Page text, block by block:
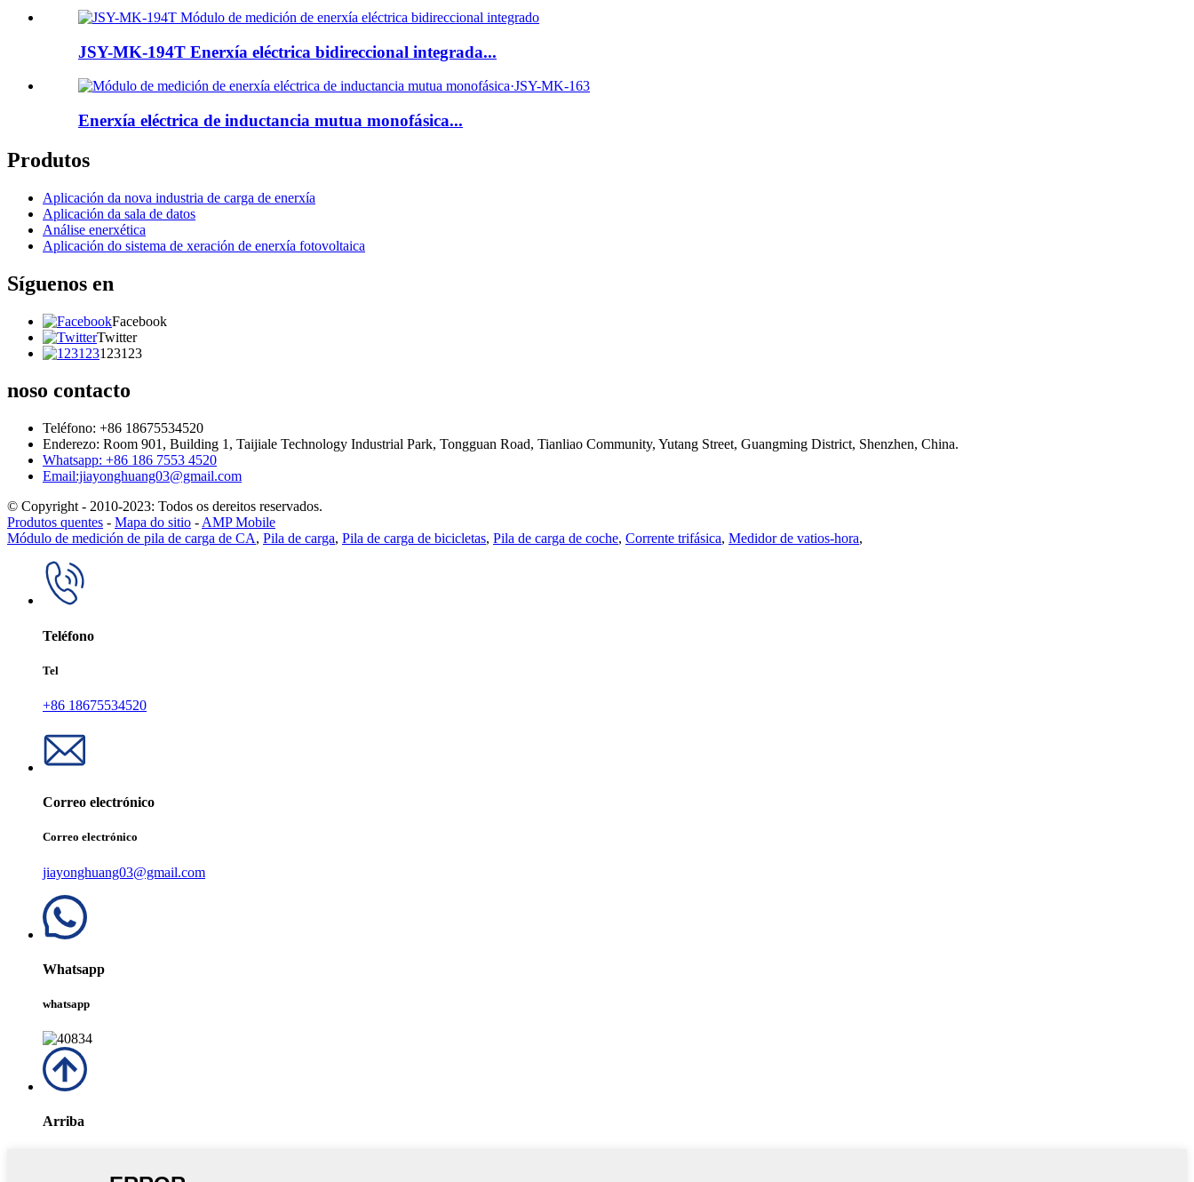
JSY-MK-194T Enerxía eléctrica bidireccional integrada...
Enerxía eléctrica de inductancia mutua monofásica...
Produtos
Aplicación da nova industria de carga de enerxía
Aplicación da sala de datos
Análise enerxética
Aplicación do sistema de xeración de enerxía fotovoltaica
Síguenos en
Facebook
Twitter
123123
noso contacto
Teléfono: +86 18675534520
Enderezo: Room 901, Building 1, Taijiale Technology Industrial Park, Tongguan Road, Tianliao Community, Yutang Street, Guangming District, Shenzhen, China.
Whatsapp: +86 186 7553 4520
Email:jiayonghuang03@gmail.com
© Copyright - 2010-2023: Todos os dereitos reservados.
Produtos quentes - Mapa do sitio - AMP Mobile
Módulo de medición de pila de carga de CA, Pila de carga, Pila de carga de bicicletas, Pila de carga de coche, Corrente trifásica, Medidor de vatios-hora,
Teléfono
Tel
+86 18675534520
Correo electrónico
Correo electrónico
jiayonghuang03@gmail.com
Whatsapp
whatsapp
Arriba